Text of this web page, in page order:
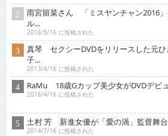
雨宮留菜さん 「ミスヤンチャン2016
ル...
2016/5/16 に投稿された
真琴 セクシーDVDをリリースした元ひ
子...
2013/4/16 に投稿された
RaMu 18歳Gカップ美少女がDVDデビ
2016/4/16 に投稿された
土村 芳 新進女優が「愛の渦」監督舞
2014/7/16 に投稿された